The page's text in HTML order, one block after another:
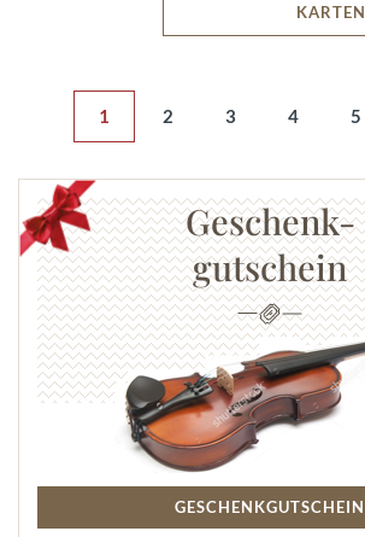
KARTEN
1 2 3 4 5
Geschenk-
gutschein
GESCHENKGUTSCHEIN